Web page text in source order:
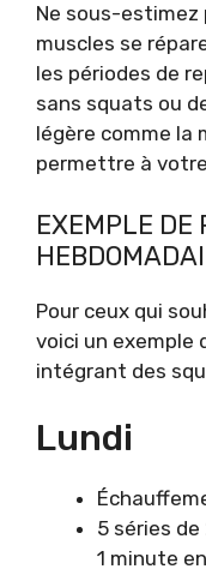
Ne sous-estimez
muscles se
les périodes de
sans squats ou
légère comme la
permettre à
EXEMPLE DE
Pour ceux qui
voici un exemple
intégrant des
Lundi
5 séries
1 minute